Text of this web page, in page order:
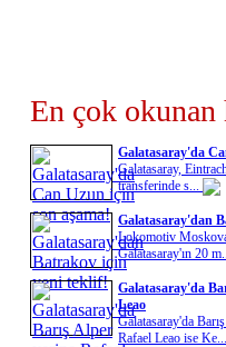
En çok okunan
Galatasaray'da
Galatasaray,
transferinde s...
Galatasaray'dan
Lokomotiv
Galatasaray'ın 20
Galatasaray'da
Leao
Galatasaray'da
Rafael Leao ise Ke...